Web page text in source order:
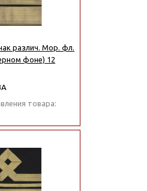
различ. Мор. фл.
фоне) 12
товара: